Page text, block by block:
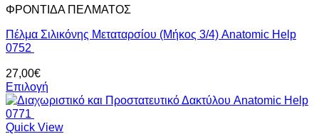
ΦΡΟΝΤΙΔΑ ΠΕΛΜΑΤΟΣ
Πέλμα Σιλικόνης Μεταταρσίου (Μήκος 3/4) Anatomic Help
0752
27,00€
Επιλογή
Αυτό
το
προϊόν
Quick View